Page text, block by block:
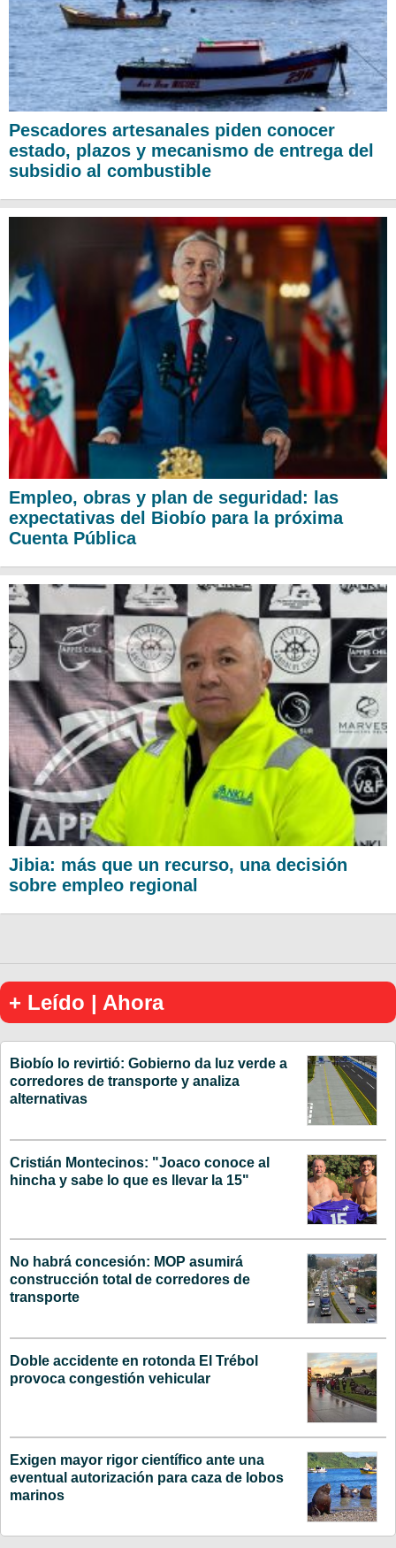
Pescadores artesanales piden conocer
estado, plazos y mecanismo de entrega del
subsidio al combustible
Empleo, obras y plan de seguridad: las
expectativas del Biobío para la próxima
Cuenta Pública
Jibia: más que un recurso, una decisión
sobre empleo regional
+ Leído | Ahora
Biobío lo revirtió: Gobierno da luz verde a
corredores de transporte y analiza
alternativas
Cristián Montecinos: "Joaco conoce al
hincha y sabe lo que es llevar la 15"
No habrá concesión: MOP asumirá
construcción total de corredores de
transporte
Doble accidente en rotonda El Trébol
provoca congestión vehicular
Exigen mayor rigor científico ante una
eventual autorización para caza de lobos
marinos